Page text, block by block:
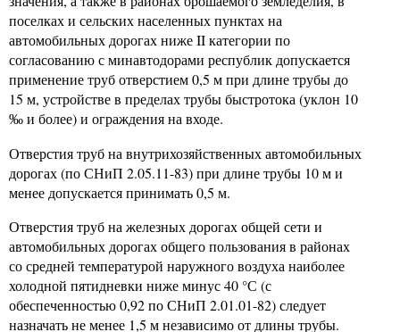
поселках и сельских населенных пунктах на
автомобильных дорогах ниже II категории по
согласованию с минавтодорами республик допускается
применение труб отверстием 0,5 м при длине трубы до
15 м, устройстве в пределах трубы быстротока (уклон 10
‰ и более) и ограждения на входе.
Отверстия труб на внутрихозяйственных автомобильных
дорогах (по СНиП 2.05.11-83) при длине трубы 10 м и
менее допускается принимать 0,5 м.
Отверстия труб на железных дорогах общей сети и
автомобильных дорогах общего пользования в районах
со средней температурой наружного воздуха наиболее
холодной пятидневки ниже минус 40 °С (с
обеспеченностью 0,92 по СНиП 2.01.01-82) следует
назначать не менее 1,5 м независимо от длины трубы.